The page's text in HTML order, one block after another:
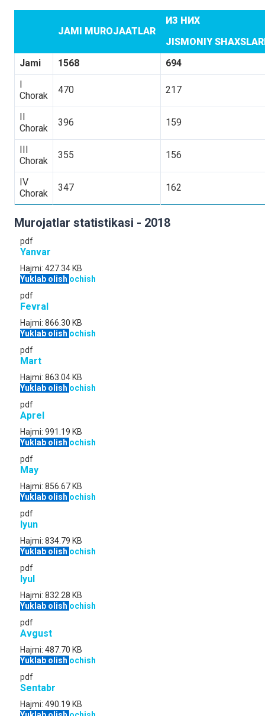
JAMI MUROJAATLAR
ИЗ НИХ
JISMONIY
Jami
1568
694
I
Chorak
470 217
II
Chorak
396 159
III
Chorak
355 156
IV
Chorak
347 162
Murojatlar statistikasi - 2018
pdf
Yanvar
Hajmi: 427.34 KB
Yuklab olish ochish
pdf
Fevral
Hajmi: 866.30 KB
Yuklab olish ochish
pdf
Mart
Hajmi: 863.04 KB
Yuklab olish ochish
pdf
Aprel
Hajmi: 991.19 KB
Yuklab olish ochish
pdf
May
Hajmi: 856.67 KB
Yuklab olish ochish
pdf
Iyun
Hajmi: 834.79 KB
Yuklab olish ochish
pdf
Iyul
Hajmi: 832.28 KB
Yuklab olish ochish
pdf
Avgust
Hajmi: 487.70 KB
Yuklab olish ochish
pdf
Sentabr
Hajmi: 490.19 KB